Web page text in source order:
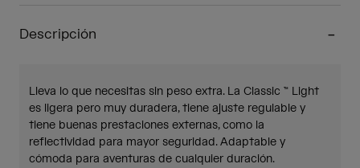
Descripción
Lleva lo que necesitas sin peso extra. La Classic ™ Light
es ligera pero muy duradera, tiene ajuste regulable y
tiene buenas prestaciones externas, como la
reflectividad para mayor seguridad. Adaptable y
cómoda para aventuras de cualquier duración.